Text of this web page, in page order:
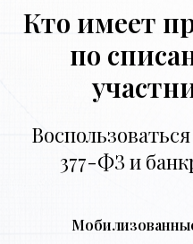
Кто имеет
по
377-ФЗ и